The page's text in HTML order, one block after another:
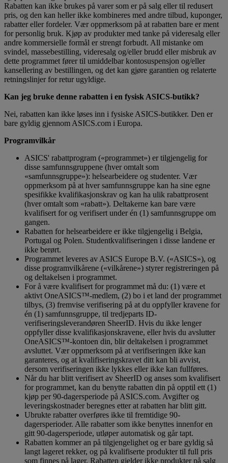
Rabatten kan ikke brukes på varer som er på salg eller til redusert
pris, og den kan heller ikke kombineres med andre tilbud, kuponger,
rabatter eller fordeler. Vær oppmerksom på at rabatten bare er ment
for personlig bruk. Kjøp av produkter med tanke på videresalg eller
andre kommersielle formål er strengt forbudt. All mistanke om
svindel, massebestilling, videresalg og/eller brudd eller misbruk av
dette programmet fører til umiddelbar kontosuspensjon og/eller
kansellering av bestillingen, og det kan gjøre garantien og relaterte
retningslinjer for retur ugyldige.
Kan jeg bruke denne rabatten i en fysisk ASICS-butikk?
Nei, rabatten kan ikke løses inn i fysiske ASICS-butikker. Den er
bare gyldig gjennom ASICS.com i Europa.
Programvilkår
ASICS' rabattprogram («programmet») er tilgjengelig for
disse samfunnsgruppene (hver omtalt som
«samfunnsgruppe»): helsearbeidere og studenter. Vær
oppmerksom på at hver samfunnsgruppe kan ha sine egne
spesifikke kvalifikasjonskrav og kan ha ulik rabattprosent
(hver omtalt som «rabatt»). Deltakerne kan bare være
kvalifisert for og verifisert under én (1) samfunnsgruppe om
gangen.
Rabatten for helsearbeidere er ikke tilgjengelig i Belgia,
Portugal og Polen. Studentkvalifiseringen i disse landene er
ikke berørt.
Programmet leveres av ASICS Europe B.V. («ASICS»), og
disse programvilkårene («vilkårene») styrer registreringen på
og deltakelsen i programmet.
For å være kvalifisert for programmet må du: (1) være et
aktivt OneASICS™-medlem, (2) bo i et land der programmet
tilbys, (3) fremvise verifisering på at du oppfyller kravene for
én (1) samfunnsgruppe, til tredjeparts ID-
verifiseringsleverandøren SheerID. Hvis du ikke lenger
oppfyller disse kvalifikasjonskravene, eller hvis du avslutter
OneASICS™-kontoen din, blir deltakelsen i programmet
avsluttet. Vær oppmerksom på at verifiseringen ikke kan
garanteres, og at kvalifiseringskravet ditt kan bli avvist,
dersom verifiseringen ikke lykkes eller ikke kan fullføres.
Når du har blitt verifisert av SheerID og anses som kvalifisert
for programmet, kan du benytte rabatten din på opptil ett (1)
kjøp per 90-dagersperiode på ASICS.com. Avgifter og
leveringskostnader beregnes etter at rabatten har blitt gitt.
Ubrukte rabatter overføres ikke til fremtidige 90-
dagersperioder. Alle rabatter som ikke benyttes innenfor en
gitt 90-dagersperiode, utløper automatisk og går tapt.
Rabatten kommer an på tilgjengelighet og er bare gyldig så
langt lageret rekker, og på kvalifiserte produkter til full pris
som finnes på lager. Rabatten gjelder ikke produkter på salg